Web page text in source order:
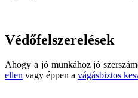
Védőfelszerelések
Ahogy a jó munkához jó
ellen vagy éppen a vágásbiztos